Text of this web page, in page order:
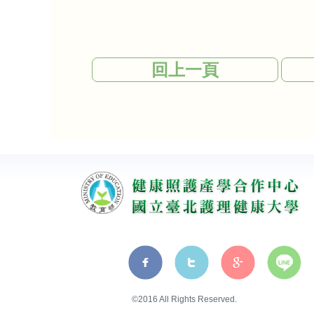
回上一頁
©2016 All Rights Reserved.